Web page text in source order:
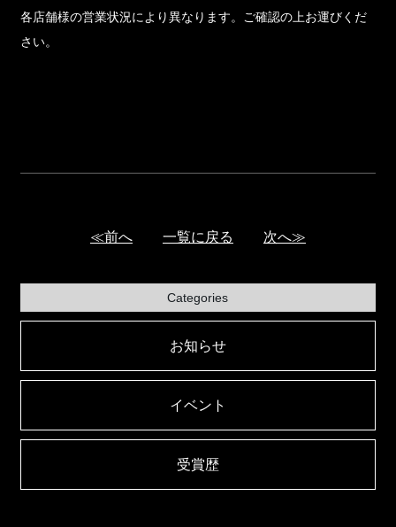
各店舗様の営業状況により異なります。ご確認の上お運びくだ
さい。
≪前へ 一覧に戻る 次へ≫
Categories
お知らせ
イベント
受賞歴